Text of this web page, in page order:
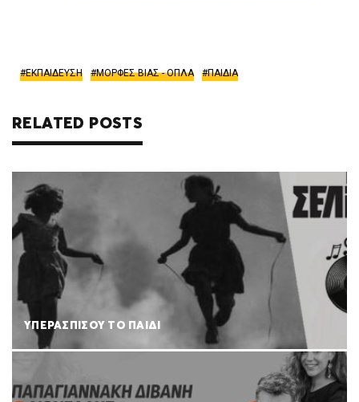
ΕΚΠΑΙΔΕΥΣΗ ΜΟΡΦΕΣ ΒΙΑΣ - ΟΠΛΑ ΠΑΙΔΙΑ
RELATED POSTS
ΥΠΕΡΑΣΠΙΣΟΥ ΤΟ ΠΑΙΔΙ